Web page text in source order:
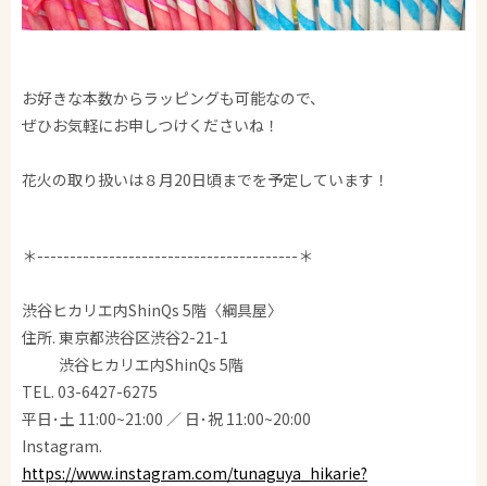
お好きな本数からラッピングも可能なので、
ぜひお気軽にお申しつけくださいね！
花火の取り扱いは８月20日頃までを予定しています！
＊----------------------------------------＊
渋谷ヒカリエ内ShinQs 5階〈綱具屋〉
住所. 東京都渋谷区渋谷2-21-1
渋谷ヒカリエ内ShinQs 5階
TEL. 03-6427-6275
平日･土 11:00~21:00 ／ 日･祝 11:00~20:00
Instagram.
https://www.instagram.com/tunaguya_hikarie?